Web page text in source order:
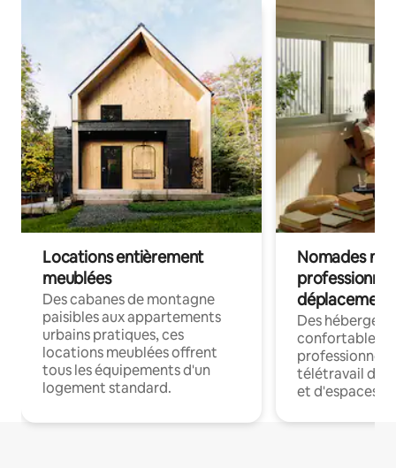
Locations entièrement
meublées
Des cabanes de montagne
paisibles aux appartements
urbains pratiques, ces
locations meublées offrent
tous les équipements d'un
logement standard.
Nomades
déplacement
Des
confortables
professionnels
télétravail
et d'espaces